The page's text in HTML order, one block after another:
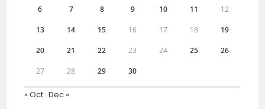
6 7 8 9 10 11 12
13 14 15 16 17 18 19
20 21 22 23 24 25 26
27 28 29 30
« Oct Dec »